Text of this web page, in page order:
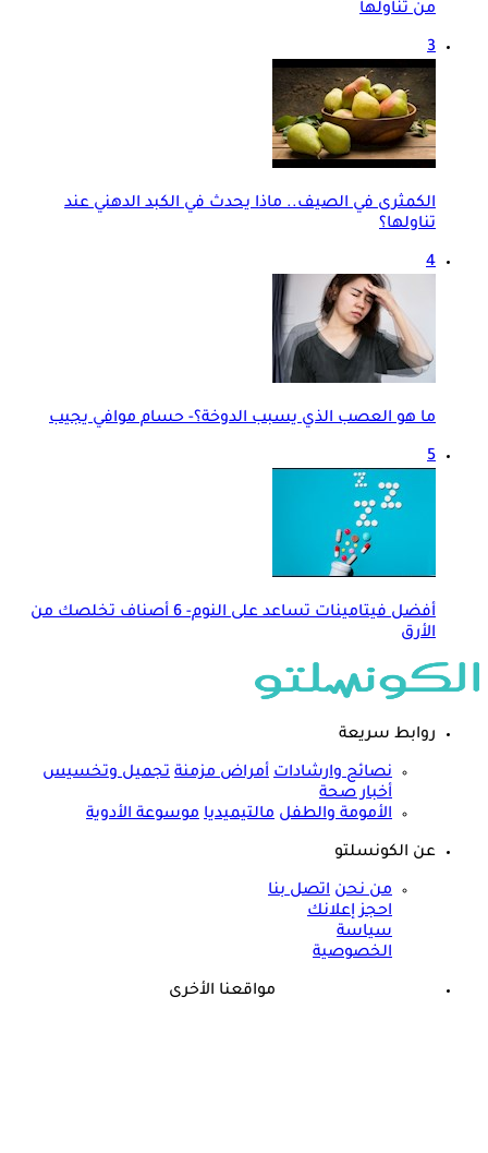
من تناولها
3
الكمثرى في الصيف.. ماذا يحدث في الكبد الدهني عند
تناولها؟
4
ما هو العصب الذي يسبب الدوخة؟- حسام موافي يجيب
5
أفضل فيتامينات تساعد على النوم- 6 أصناف تخلصك من
الأرق
روابط سريعة
نصائح وارشادات أمراض مزمنة تجميل وتخسيس
أخبار صحة
الأمومة والطفل مالتيميديا موسوعة الأدوية
عن الكونسلتو
من نحن اتصل بنا
احجز إعلانك
سياسة
الخصوصية
مواقعنا الأخرى